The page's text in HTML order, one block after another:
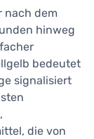
nach dem
hinweg
bedeutet
signalisiert
die von